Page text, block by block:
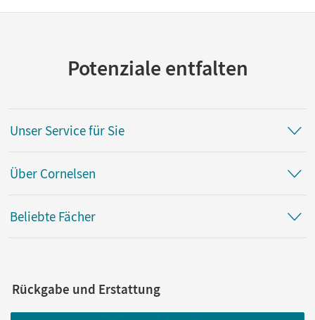
Potenziale entfalten
Unser Service für Sie
Über Cornelsen
Beliebte Fächer
Rückgabe und Erstattung